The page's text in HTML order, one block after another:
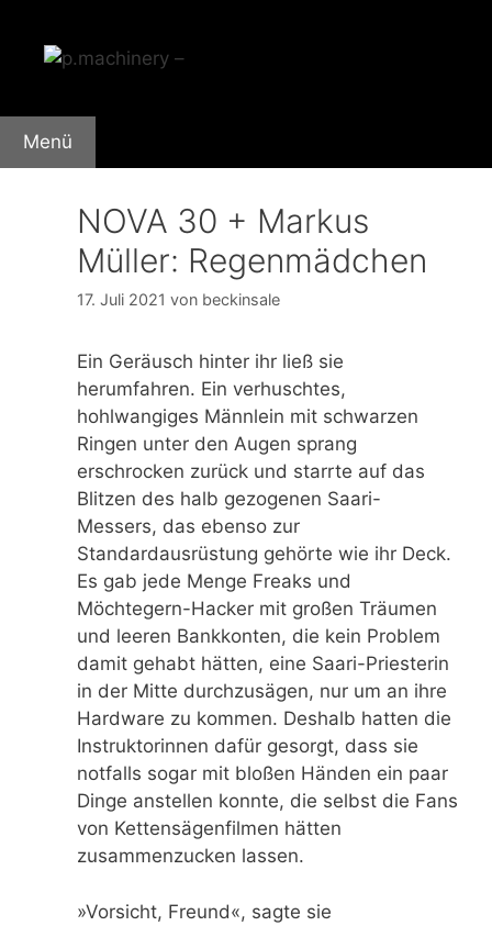
Inhalt
springen
Menü
NOVA 30 + Markus
Müller: Regenmädchen
17. Juli 2021 von beckinsale
Ein Geräusch hinter ihr ließ sie
herumfahren. Ein verhuschtes,
hohlwangiges Männlein mit schwarzen
Ringen unter den Augen sprang
erschrocken zurück und starrte auf das
Blitzen des halb gezogenen Saari-
Messers, das ebenso zur
Standardausrüstung gehörte wie ihr Deck.
Es gab jede Menge Freaks und
Möchtegern-Hacker mit großen Träumen
und leeren Bankkonten, die kein Problem
damit gehabt hätten, eine Saari-Priesterin
in der Mitte durchzusägen, nur um an ihre
Hardware zu kommen. Deshalb hatten die
Instruktorinnen dafür gesorgt, dass sie
notfalls sogar mit bloßen Händen ein paar
Dinge anstellen konnte, die selbst die Fans
von Kettensägenfilmen hätten
zusammenzucken lassen.
»Vorsicht, Freund«, sagte sie